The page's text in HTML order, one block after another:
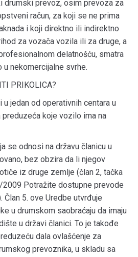
drumski prevoz, osim prevoza za
račun, za koji se ne prima
i koji direktno ili indirektno
za vozača vozila ili za druge, a
delatnošću, smatra
nekomercijalne svrhe.
PRIKOLICA?
jedan od operativnih centara u
koje vozilo ima na
se odnosi na državu članicu u
bez obzira da li njegov
iz druge zemlje (član 2, tačka
2009 Potražite dostupne prevode
Član 5. ove Uredbe utvrđuje
u drumskom saobraćaju da imaju
u državi članici. To je takođe
dala ovlašćenje za
prevoznika, u skladu sa